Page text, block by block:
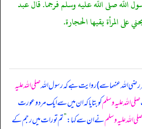
الله صلى الله عليه وسلم فرجما. قال عبد
على المرأة يقيها الحجارة.
رضی اللہ عنہما سے) روایت ہے کہ رسول اللہصلی اللہ علیہ
صلی اللہ علیہ وسلمکو بتایا کہ ان میں سے ایک مرد و عورت
اللہ علیہ وسلمنے ان سے کہا:”تم تورات میں رجم کے